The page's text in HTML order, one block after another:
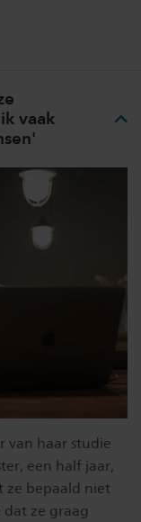
vaak
van haar studie
een half jaar,
ze bepaald niet
dat ze graag